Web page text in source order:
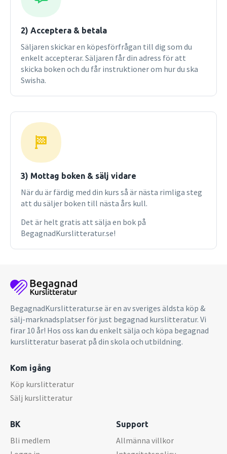
2) Acceptera & betala
Säljaren skickar en köpesförfrågan till dig som du
enkelt accepterar. Säljaren får din adress för att
skicka boken och du får instruktioner om hur du ska
Swisha.
3) Mottag boken & sälj vidare
När du är färdig med din kurs så är nästa rimliga steg
att du säljer boken till nästa års kull.
Det är helt gratis att sälja en bok på
BegagnadKurslitteratur.se!
BegagnadKurslitteratur.se är en av sveriges äldsta köp &
sälj-marknadsplatser för just begagnad kurslitteratur. Vi
firar 10 år! Hos oss kan du enkelt sälja och köpa begagnad
kurslitteratur baserat på din skola och utbildning.
Kom igång
Köp kurslitteratur
Sälj kurslitteratur
BK
Bli medlem
Support
Allmänna villkor